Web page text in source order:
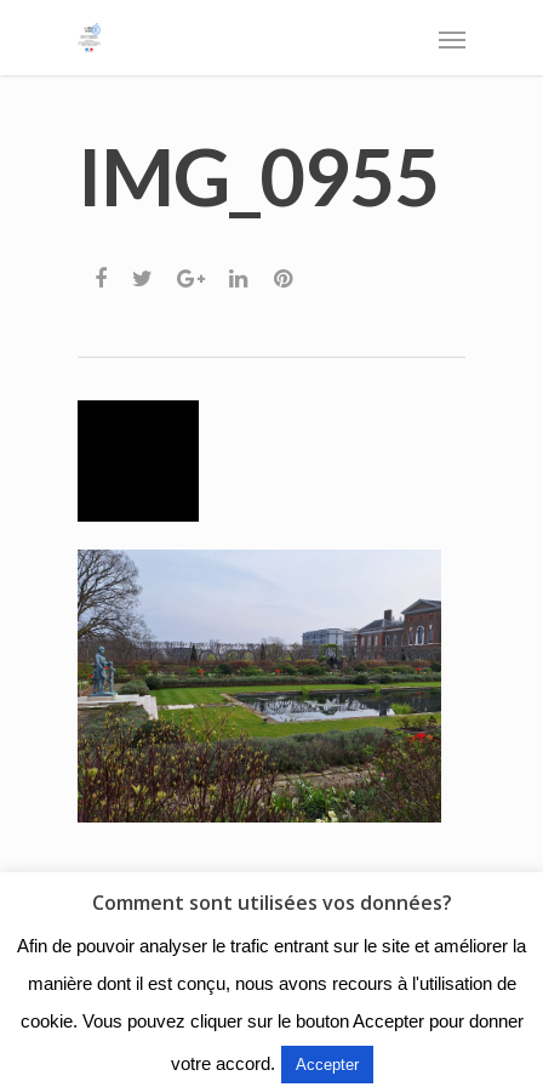
IMG_0955
© 2018 - Collège Henri de
Navarre |Mentions légales|
Organigramme|Nous
contacter
Comment sont utilisées vos données?
Afin de pouvoir analyser le trafic entrant sur le site et améliorer la
manière dont il est conçu, nous avons recours à l'utilisation de
cookie. Vous pouvez cliquer sur le bouton Accepter pour donner
votre accord. Accepter